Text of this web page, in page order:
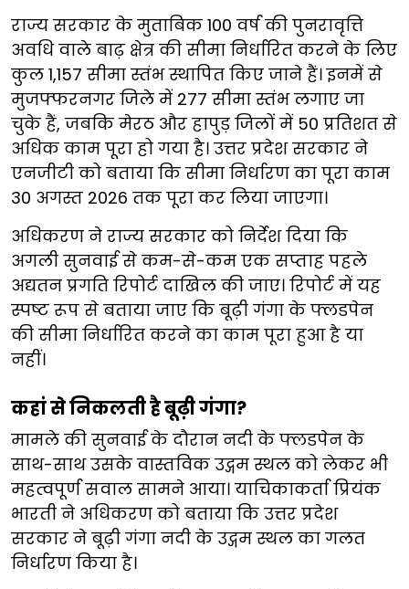
राज्य सरकार के मुताबिक 100 वर्ष की पुनरावृत्ति
अवधि वाले बाढ़ क्षेत्र की सीमा निर्धारित करने के लिए
कुल 1,157 सीमा स्तंभ स्थापित किए जाने हैं। इनमें से
मुजफ्फरनगर जिले में 277 सीमा स्तंभ लगाए जा
चुके हैं, जबकि मेरठ और हापुड़ जिलों में 50 प्रतिशत से
अधिक काम पूरा हो गया है। उत्तर प्रदेश सरकार ने
एनजीटी को बताया कि सीमा निर्धारण का पूरा काम
30 अगस्त 2026 तक पूरा कर लिया जाएगा।
अधिकरण ने राज्य सरकार को निर्देश दिया कि
अगली सुनवाई से कम-से-कम एक सप्ताह पहले
अद्यतन प्रगति रिपोर्ट दाखिल की जाए। रिपोर्ट में यह
स्पष्ट रूप से बताया जाए कि बूढ़ी गंगा के फ्लडपेन
की सीमा निर्धारित करने का काम पूरा हुआ है या
नहीं।
कहां से निकलती है बूढ़ी गंगा?
मामले की सुनवाई के दौरान नदी के फ्लडपेन के
साथ-साथ उसके वास्तविक उद्गम स्थल को लेकर भी
महत्वपूर्ण सवाल सामने आया। याचिकाकर्ता प्रियंक
भारती ने अधिकरण को बताया कि उत्तर प्रदेश
सरकार ने बूढ़ी गंगा नदी के उद्गम स्थल का गलत
निर्धारण किया है।